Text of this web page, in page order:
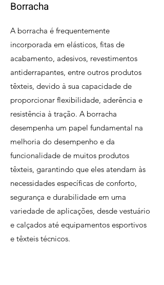
Borracha
A borracha é frequentemente
incorporada em elásticos, fitas de
acabamento, adesivos, revestimentos
antiderrapantes, entre outros produtos
têxteis, devido à sua capacidade de
proporcionar flexibilidade, aderência e
resistência à tração. A borracha
desempenha um papel fundamental na
melhoria do desempenho e da
funcionalidade de muitos produtos
têxteis, garantindo que eles atendam às
necessidades específicas de conforto,
segurança e durabilidade em uma
variedade de aplicações, desde vestuário
e calçados até equipamentos esportivos
e têxteis técnicos.